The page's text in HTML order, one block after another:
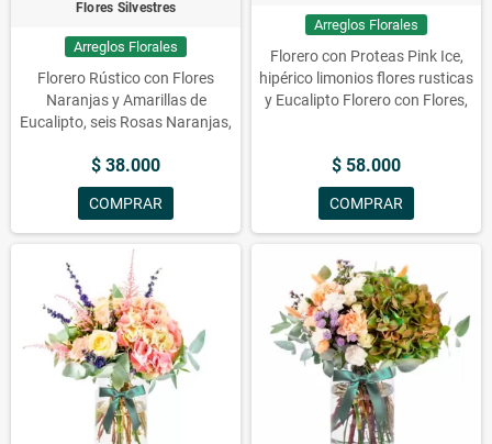
Flores Silvestres
Arreglos Florales
Florero Rústico con Flores
Naranjas y Amarillas de
Eucalipto, seis Rosas Naranjas,
Silvestres.
$ 38.000
COMPRAR
Arreglos Florales
Florero con Proteas Pink Ice,
hipérico limonios flores rusticas
y Eucalipto Florero con Flores,
limonios, proteas, pink, ice,
hipérico, rusticos. Todo debe ser
traducido al español (español)
$ 58.000
COMPRAR